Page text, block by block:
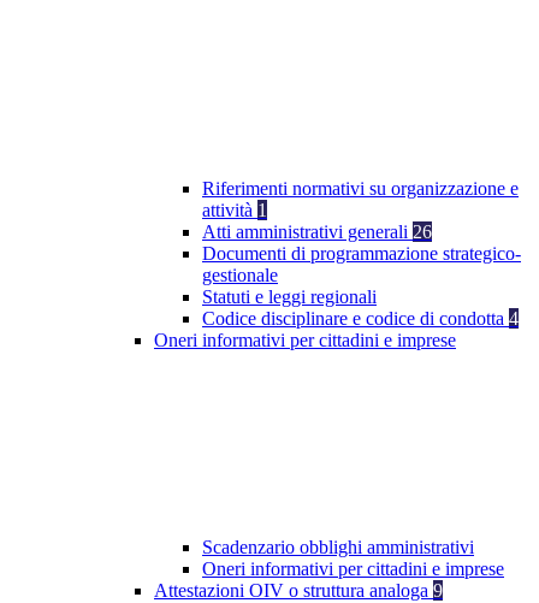
Riferimenti normativi su organizzazione e
attività 1
Atti amministrativi generali 26
Documenti di programmazione strategico-
gestionale
Statuti e leggi regionali
Codice disciplinare e codice di condotta 4
Oneri informativi per cittadini e imprese
Scadenzario obblighi amministrativi
Oneri informativi per cittadini e imprese
Attestazioni OIV o struttura analoga 9